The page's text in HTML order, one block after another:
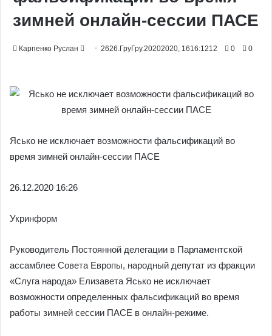
зимней онлайн-сессии ПАСЕ
Карпенко Руслан
Send2626.ГруГру.20202020, 1616:1212 0 0
Ясько не исключает возможности фальсификаций во
время зимней онлайн-сессии ПАСЕ
26.12.2020 16:26
Укринформ
Руководитель Постоянной делегации в Парламентской
ассамблее Совета Европы, народный депутат из фракции
«Слуга народа» Елизавета Ясько не исключает
возможности определенных фальсификаций во время
работы зимней сессии ПАСЕ в онлайн-режиме.